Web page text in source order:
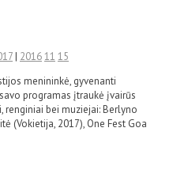
| 201611 15
menininkė, gyvenanti
programas įtraukė įvairūs
bei muziejai: Berlyno
(Vokietija, 2017), One Fest Goa